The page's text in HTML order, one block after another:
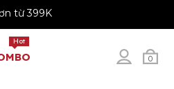
cho đơn từ 399K
0
Hot